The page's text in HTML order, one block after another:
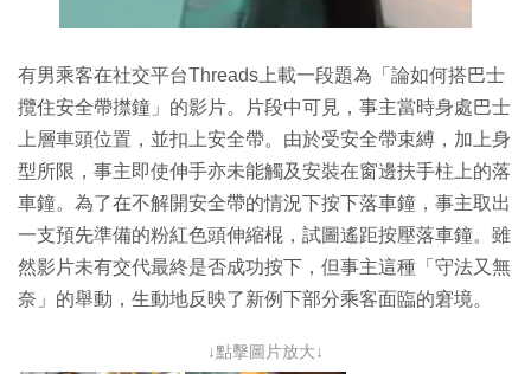
有男乘客在社交平台Threads上載一段題為「論如何搭巴士
攬住安全帶㩒鐘」的影片。片段中可見，事主當時身處巴士
上層車頭位置，並扣上安全帶。由於受安全帶束縛，加上身
型所限，事主即使伸手亦未能觸及安裝在窗邊扶手柱上的落
車鐘。為了在不解開安全帶的情況下按下落車鐘，事主取出
一支預先準備的粉紅色頭伸縮棍，試圖遙距按壓落車鐘。雖
然影片未有交代最終是否成功按下，但事主這種「守法又無
奈」的舉動，生動地反映了新例下部分乘客面臨的窘境。
↓點擊圖片放大↓